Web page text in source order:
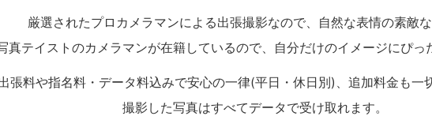
厳選されたプロカメラマンによる出張撮影なので、自然な表情の素敵な
真テイストのカメラマンが在籍しているので、自分だけのイメージにぴっ
張料や指名料・データ料込みで安心の一律(平日・休日別)、追加料金も一
撮影した写真はすべてデータで受け取れます。